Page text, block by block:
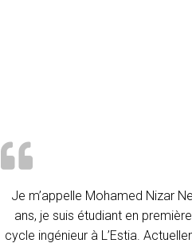
Je m’appelle Mohamed Nizar
ans, je suis étudiant en
cycle ingénieur à L’Estia.